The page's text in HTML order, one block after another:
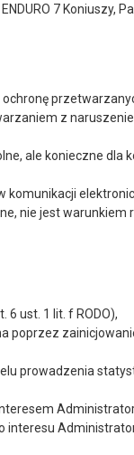
7 Koniuszy,
z
ale konieczne dla
nie jest
ust. 1 lit. f RODO),
poprzez
prowadzenia